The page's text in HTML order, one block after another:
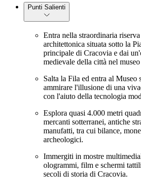
Punti Salienti
Entra nella straordinaria
architettonica situata sotto la
principale di Cracovia e dai
medievale della città nel
Salta la Fila ed entra al Museo
ammirare l'illusione di una
con l'aiuto della tecnologia
Esplora quasi 4.000 metri
mercanti sotterranei, antiche
manufatti, tra cui bilance,
archeologici.
Immergiti in mostre
ologrammi, film e schermi
secoli di storia di Cracovia.